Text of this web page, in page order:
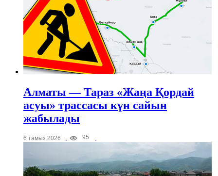
Алматы — Тараз «Жаңа Қордай
асуы» трассасы күн сайын
жабылады
6 тамыз 2026 95